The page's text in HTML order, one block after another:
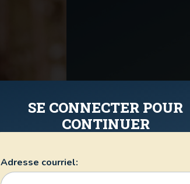
SE CONNECTER POUR
CONTINUER
Adresse courriel: